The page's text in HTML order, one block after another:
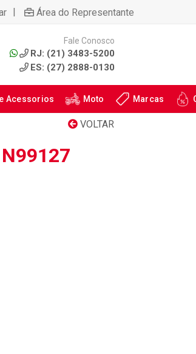
| Área do Representante
Fale Conosco
RJ: (21) 3483-5200
ES: (27) 2888-0130
Acessorios Moto Marcas
VOLTAR
N99127